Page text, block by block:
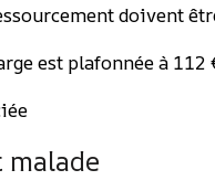
doivent
est plafonnée à
malade